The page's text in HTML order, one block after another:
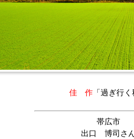
佳 作 「過ぎ行く
帯広市
出口 博司さ